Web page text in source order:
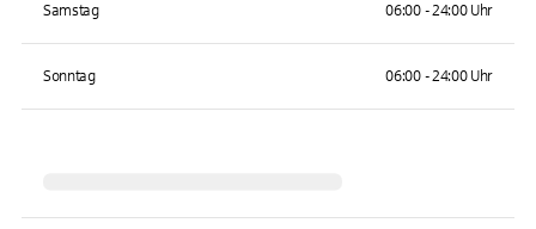
Samstag 06:00 - 24:00 Uhr
Sonntag 06:00 - 24:00 Uhr